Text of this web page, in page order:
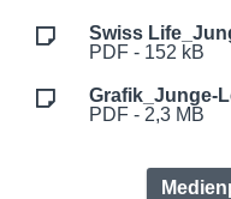
Swiss
PDF - 152 kB
Grafik_Junge-
PDF - 2,3 MB